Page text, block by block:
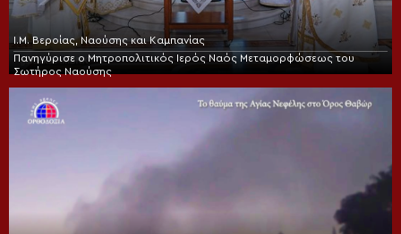
Ι.Μ. Βεροίας, Ναούσης και Καμπανίας
Πανηγύρισε ο Μητροπολιτικός Ιερός Ναός Μεταμορφώσεως του
Σωτήρος Ναούσης